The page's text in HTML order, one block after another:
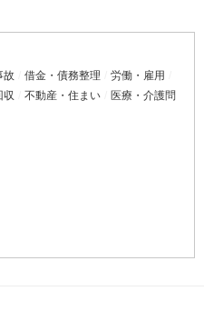
故 借金・債務整理
労働・雇用
収 不動産・住まい
医療・介護問